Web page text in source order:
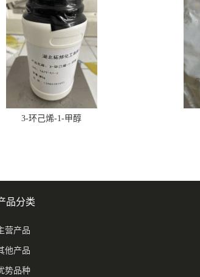
3-环己烯-1-甲醇
品分类
营产品
他产品
势品种